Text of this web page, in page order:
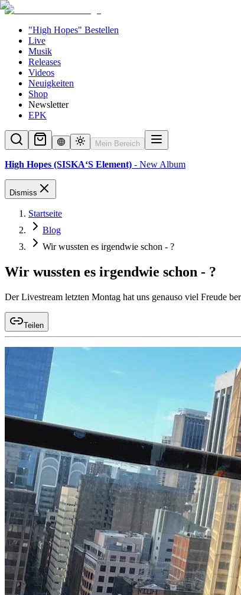
"High Hopes" Bestellen
Live
Musik
Releases
Videos
Neuigkeiten
Shop
Newsletter
EPK
Mein Bereich
High Hopes (SISKA‘S Element) - New Album
Dismiss
Startseite
Blog
Wir wussten es irgendwie schon - ?
Wir wussten es irgendwie schon - ?
Der Livestream letzten Montag hat uns genauso viel Freude
Teilen